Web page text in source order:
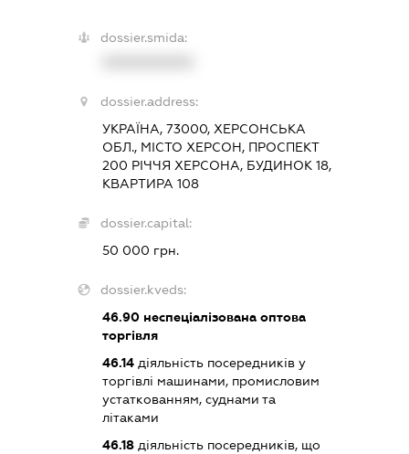
dossier.smida:
dossier.address:
УКРАЇНА, 73000, ХЕРСОНСЬКА
ОБЛ., МІСТО ХЕРСОН, ПРОСПЕКТ
200 РІЧЧЯ ХЕРСОНА, БУДИНОК 18,
КВАРТИРА 108
dossier.capital:
50 000 грн.
dossier.kveds:
46.90 неспеціалізована оптова
торгівля
46.14 діяльність посередників у
торгівлі машинами, промисловим
устаткованням, суднами та
літаками
46.18 діяльність посередників, що